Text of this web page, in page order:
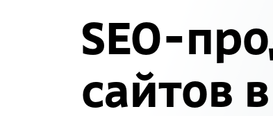
SEO-
сайтов